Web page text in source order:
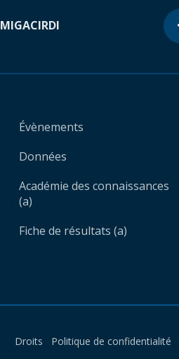
MIGACIRDI
Évènements
Données
Académie des connaissances
(a)
Fiche de résultats (a)
Droits Politique de confidentialité